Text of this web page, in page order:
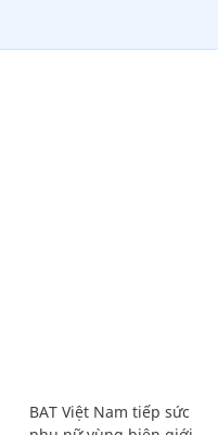
BAT Việt Nam tiếp sức